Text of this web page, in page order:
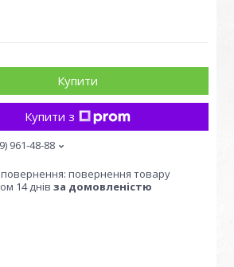
Купити
Купити з
961-48-88
повернення товару
14 днів за домовленістю